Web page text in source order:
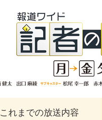
これまでの放送内容